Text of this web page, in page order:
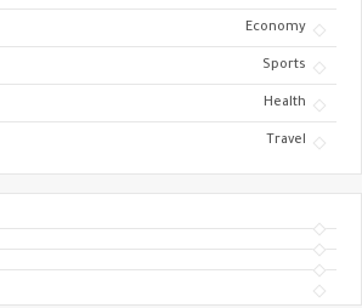
Economy
Sports
Health
Travel